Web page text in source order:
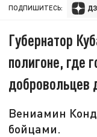
ПОДПИШИТЕСЬ:
Губернатор
полигоне, где
добровольцев
Вениамин
бойцами.